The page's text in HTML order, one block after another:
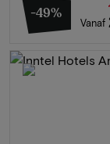
-49%
Vanaf